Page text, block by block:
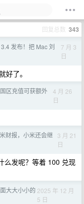
回复总数 343
发布！把 Mac 刘
7 月 3
日
好了。
区充值可获额外
4 月 26
日
财报，小米还会继 3 月 21
日
么发呢？等着 100 兑现
大大小小的 2025 年 12 月
5 日